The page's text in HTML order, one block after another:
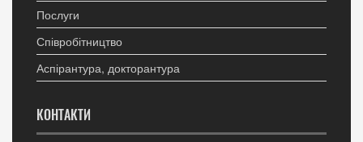
Послуги
Співробітництво
Аспірантура, докторантура
КОНТАКТИ